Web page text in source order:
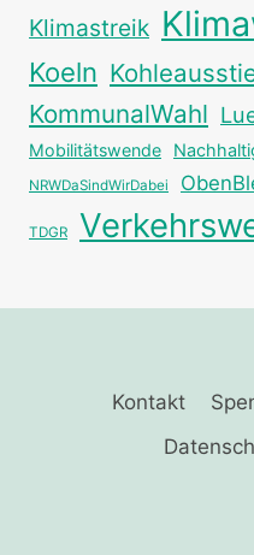
Klimastreik
Koeln
KommunalWahl
Mobilitätswende
NRWDaSindWirDabei
TDGR
Kontakt